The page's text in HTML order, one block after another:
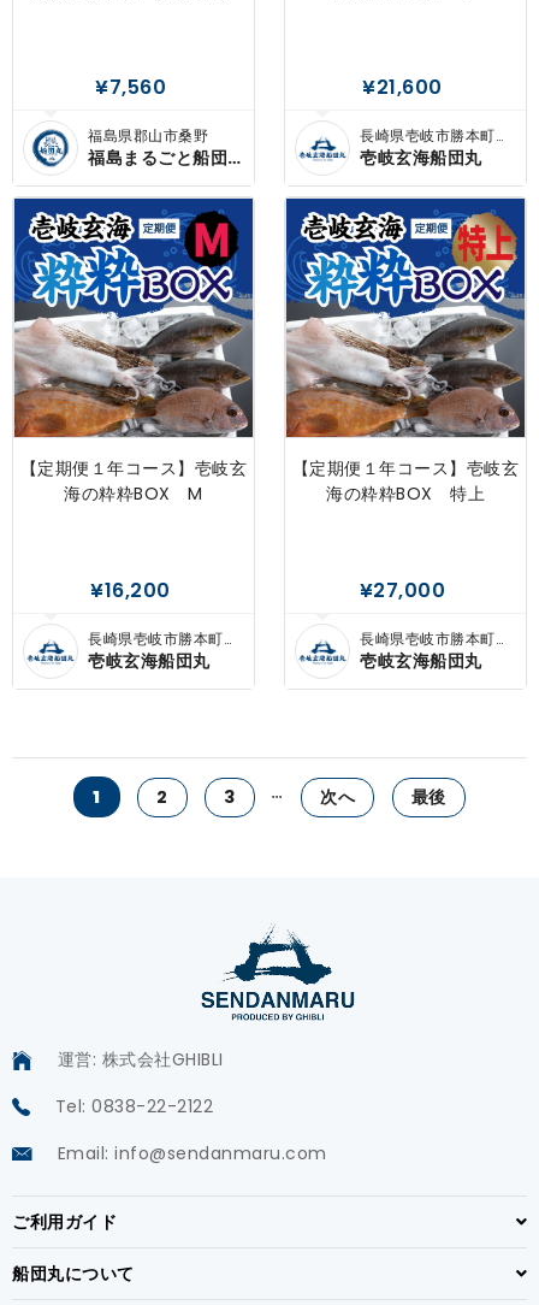
¥7,560
福島県郡山市桑野
福島まるごと船団
丸
¥21,600
長崎県壱岐市勝本町東
触
壱岐玄海船団丸
【定期便１年コース】壱岐玄
海の粋粋BOX M
¥16,200
長崎県壱岐市勝本町東
触
壱岐玄海船団丸
【定期便１年コース】壱岐玄
海の粋粋BOX 特上
¥27,000
長崎県壱岐市勝本町東
触
壱岐玄海船団丸
1 2 3 次へ 最後
運営: 株式会社GHIBLI
Tel: 0838-22-2122
Email: info@sendanmaru.com
ご利用ガイド
船団丸について